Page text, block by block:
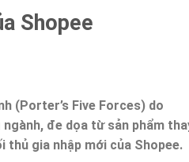
Shopee
(Porter’s Five Forces) do
đe dọa từ sản phẩm
thủ gia nhập mới của Shopee.